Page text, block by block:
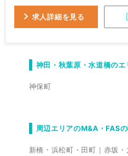
士科目合格簿記論、税理
民税
求人詳細を見る
神田・秋葉原・水道橋の
神保町
周辺エリアのM&A・FAS
新橋・浜松町・田町
赤坂